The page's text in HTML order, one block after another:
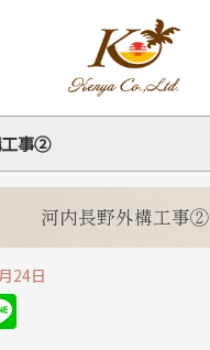
工事②
河内長野外構工事②
24日